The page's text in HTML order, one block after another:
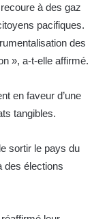
à des gaz
pacifiques.
des
», a-t-elle affirmé.
en faveur d’une
tangibles.
sortir le pays du
des élections